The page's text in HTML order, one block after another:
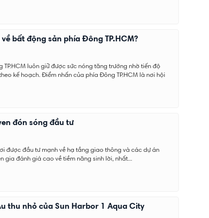
bất động sản phía Đông TP.HCM?
TP.HCM luôn giữ được sức nóng tăng trưởng nhờ tiến độ
kế hoạch. Điểm nhấn của phía Đông TP.HCM là nơi hội
đón sóng đầu tư
được đầu tư mạnh về hạ tầng giao thông và các dự án
gia đánh giá cao về tiềm năng sinh lời, nhất...
thu nhỏ của Sun Harbor 1 Aqua City